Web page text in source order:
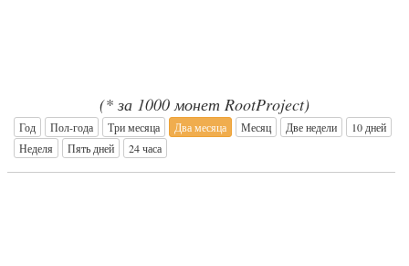
(* за 1000 монет RootProject)
Год Пол-года Три месяца Два месяца Месяц Две недели
10 дней
Неделя
Пять дней 24 часа